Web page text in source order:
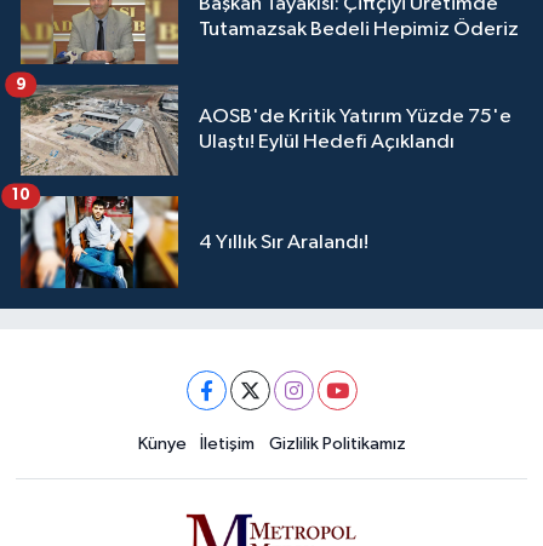
Başkan Tayakısı: Çiftçiyi Üretimde
Tutamazsak Bedeli Hepimiz Öderiz
AOSB'de Kritik Yatırım Yüzde 75'e
Ulaştı! Eylül Hedefi Açıklandı
9
4 Yıllık Sır Aralandı!
10
Künye İletişim Gizlilik Politikamız